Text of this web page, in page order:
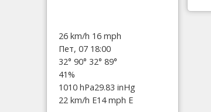
26 km/h 16 mph
Пет, 07 18:00
32° 90° 32° 89°
41%
1010 hPa29.83 inHg
22 km/h E14 mph E